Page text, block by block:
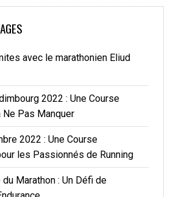
avec le marathonien Eliud
2022 : Une Course
Ne Pas Manquer
2022 : Une Course
les Passionnés de Running
Marathon : Un Défi de